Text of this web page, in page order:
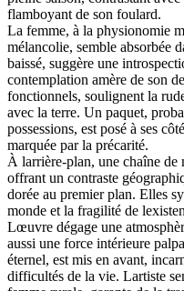
flamboyant de son foulard.
La femme, à la physionomie
mélancolie, semble absorbée
baissé, suggère une
contemplation amère de son
fonctionnels, soulignent la
avec la terre. Un paquet,
possessions, est posé à ses
marquée par la précarité.
À larrière-plan, une chaîne de
offrant un contraste
dorée au premier plan. Elles
monde et la fragilité de
Lœuvre dégage une
aussi une force intérieure
éternel, est mis en avant,
difficultés de la vie. Lartiste